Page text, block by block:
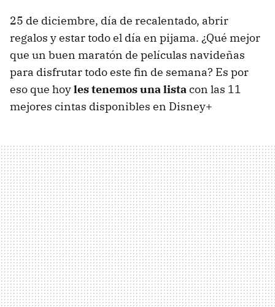
25 de diciembre, día de recalentado, abrir
regalos y estar todo el día en pijama. ¿Qué mejor
que un buen maratón de películas navideñas
para disfrutar todo este fin de semana? Es por
eso que hoyles tenemos una listacon las 11
mejores cintas disponibles en Disney+